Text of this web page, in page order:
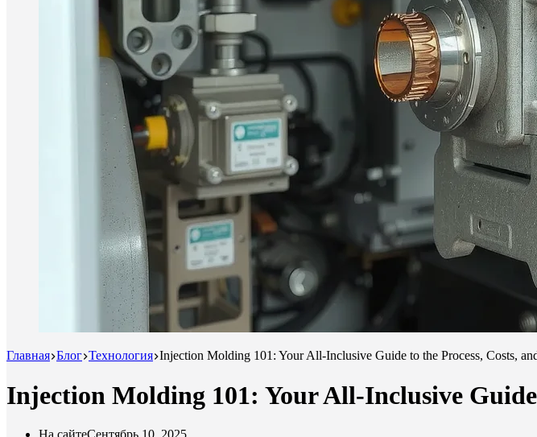
Главная Блог Технология Injection Molding 101: Your All-Inclusive Guide to the Process, Costs,
Injection Molding 101: Your All-Inclusive
На сайтеСентябрь 10, 2025